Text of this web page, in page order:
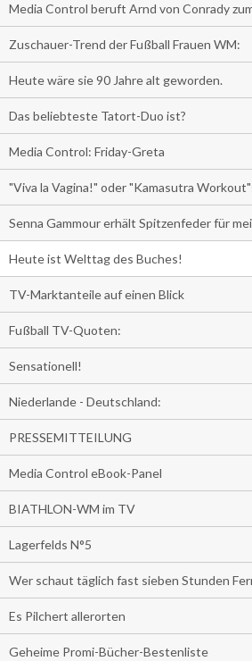
Media Control beruft Arnd von Conrady
Zuschauer-Trend der Fußball Frauen WM:
Heute wäre sie 90 Jahre alt geworden.
Das beliebteste Tatort-Duo ist?
Media Control: Friday-Greta
"Viva la Vagina!" oder "Kamasutra
Senna Gammour erhält Spitzenfeder für
Heute ist Welttag des Buches!
TV-Marktanteile auf einen Blick
Fußball TV-Quoten:
Sensationell!
Niederlande - Deutschland:
PRESSEMITTEILUNG
Media Control eBook-Panel
BIATHLON-WM im TV
Lagerfelds N°5
Wer schaut täglich fast sieben Stunden
Es Pilchert allerorten
Geheime Promi-Bücher-Bestenliste